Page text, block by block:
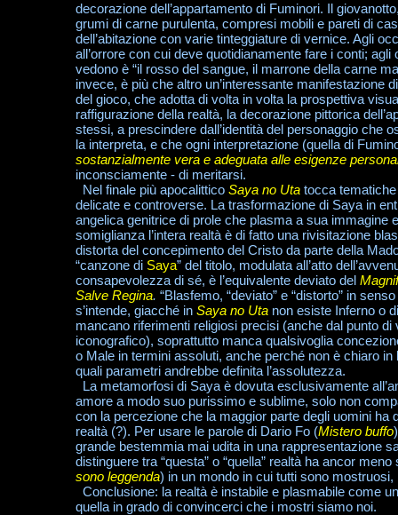
decorazione dell’appartamento di Fuminori. Il
grumi di carne purulenta, compresi mobili e pareti di
dell’abitazione con varie tinteggiature di vernice. Agli
all’orrore con cui deve quotidianamente fare i conti;
vedono è “il rosso del sangue, il marrone della carne
invece, è più che altro un’interessante manifestazione
del gioco, che adotta di volta in volta la prospettiva
raffigurazione della realtà, la decorazione pittorica
stessi, a prescindere dall’identità del personaggio che
la interpreta, e che ogni interpretazione (quella di
sostanzialmente vera e adeguata alle esigenze
inconsciamente - di meritarsi.
Nel finale più apocalittico Saya no Uta tocca
delicate e controverse. La trasformazione di Saya in
angelica genitrice di prole che plasma a sua immagine e
somiglianza l’intera realtà è di fatto una rivisitazione
distorta del concepimento del Cristo da parte della
“canzone di Saya” del titolo, modulata all’atto
consapevolezza di sé, è l’equivalente deviato del
Salve Regina. “Blasfemo, “deviato” e “distorto” in
s’intende, giacché in Saya no Uta non esiste Inferno o
mancano riferimenti religiosi precisi (anche dal punto di
iconografico), soprattutto manca qualsivoglia
o Male in termini assoluti, anche perché non è chiaro in
quali parametri andrebbe definita l’assolutezza.
La metamorfosi di Saya è dovuta esclusivamente
amore a modo suo purissimo e sublime, solo non
con la percezione che la maggior parte degli uomini ha
realtà (?). Per usare le parole di Dario Fo (Mistero buffo
grande bestemmia mai udita in una rappresentazione
distinguere tra “questa” o “quella” realtà ha ancor
sono leggenda) in un mondo in cui tutti sono mostruosi,
Conclusione: la realtà è instabile e plasmabile come
quella in grado di convincerci che i mostri siamo noi.